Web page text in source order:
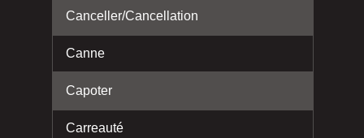
Canceller/Cancellation
Canne
Capoter
Carreauté